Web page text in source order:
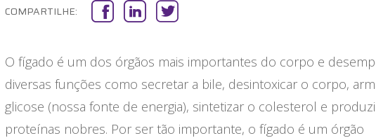
COMPARTILHE:
O fígado é um dos órgãos mais importantes do corpo e
diversas funções como secretar a bile, desintoxicar o corpo,
glicose (nossa fonte de energia), sintetizar o colesterol e
proteínas nobres. Por ser tão importante, o fígado é um órgão